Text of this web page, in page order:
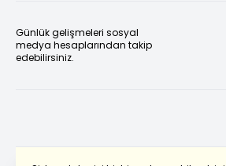
Günlük gelişmeleri sosyal
medya hesaplarından takip
edebilirsiniz.